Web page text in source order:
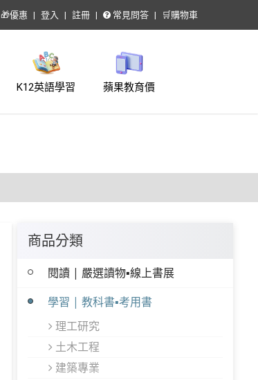
🎁優惠 登入 註冊 常見問答 🛒購物車
K12英語學習 蘋果教育價
商品分類
閱讀 | 嚴選讀物▪線上書展
學習 | 教科書▪考用書
理工研究
土木工程
建築專業